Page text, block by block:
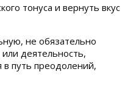
тонуса и вернуть вкус
не обязательно
деятельность,
в путь преодолений,